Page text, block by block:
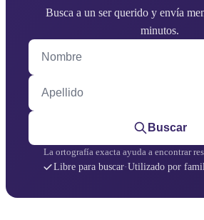
Busca a un ser querido y envía
minutos.
Nombre
Apellido
Buscar
La ortografía exacta ayuda a encontrar
Libre para buscar·Utilizado por